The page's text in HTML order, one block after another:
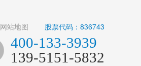
网站地图 股票代码：836743
400-133-3939
139-5151-5832